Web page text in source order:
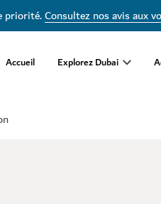
priorité.Consultez nos avis aux
Accueil Explorez Dubai